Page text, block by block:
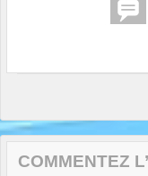
COMMENTEZ